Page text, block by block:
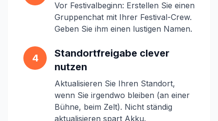
Vor Festivalbeginn: Erstellen Sie einen
Gruppenchat mit Ihrer Festival-Crew.
Geben Sie ihm einen lustigen Namen.
4
Standortfreigabe clever
nutzen
Aktualisieren Sie Ihren Standort,
wenn Sie irgendwo bleiben (an einer
Bühne, beim Zelt). Nicht ständig
aktualisieren spart Akku.